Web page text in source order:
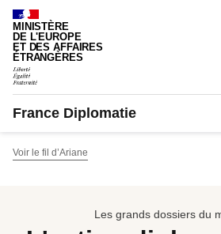
Panneau de gestion des cookies
MINISTÈRE
DE L'EUROPE
ET DES AFFAIRES
ÉTRANGÈRES
France Diplomatie
Voir le fil d’Ariane
Les grands dossiers du